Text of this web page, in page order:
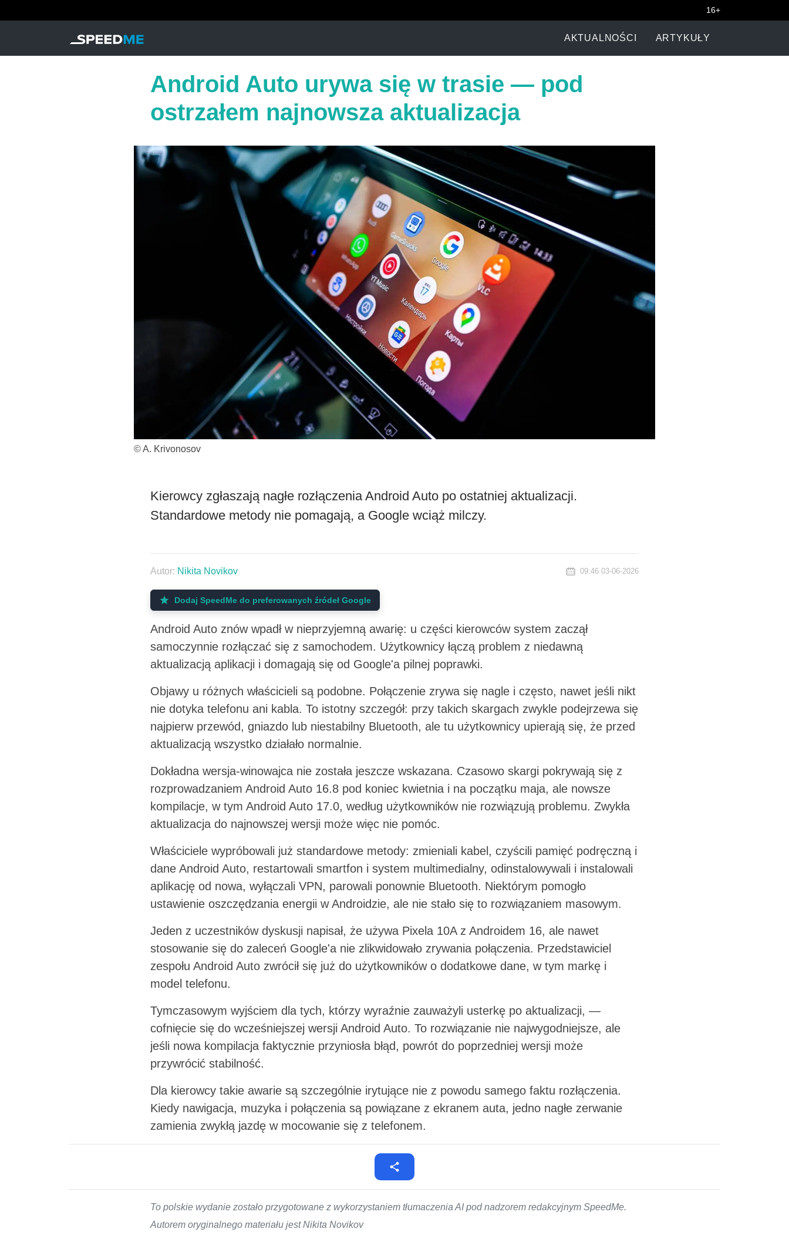
16+
AKTUALNOŚCI ARTYKUŁY
Android Auto urywa się w trasie — pod
ostrzałem najnowsza aktualizacja
© A. Krivonosov
Kierowcy zgłaszają nagłe rozłączenia Android Auto po ostatniej aktualizacji.
Standardowe metody nie pomagają, a Google wciąż milczy.
Autor: Nikita Novikov 09:46 03-06-2026
Dodaj SpeedMe do preferowanych źródeł Google
Android Auto znów wpadł w nieprzyjemną awarię: u części kierowców system zaczął
samoczynnie rozłączać się z samochodem. Użytkownicy łączą problem z niedawną
aktualizacją aplikacji i domagają się od Google'a pilnej poprawki.
Objawy u różnych właścicieli są podobne. Połączenie zrywa się nagle i często, nawet jeśli nikt
nie dotyka telefonu ani kabla. To istotny szczegół: przy takich skargach zwykle podejrzewa się
najpierw przewód, gniazdo lub niestabilny Bluetooth, ale tu użytkownicy upierają się, że przed
aktualizacją wszystko działało normalnie.
Dokładna wersja-winowajca nie została jeszcze wskazana. Czasowo skargi pokrywają się z
rozprowadzaniem Android Auto 16.8 pod koniec kwietnia i na początku maja, ale nowsze
kompilacje, w tym Android Auto 17.0, według użytkowników nie rozwiązują problemu. Zwykła
aktualizacja do najnowszej wersji może więc nie pomóc.
Właściciele wypróbowali już standardowe metody: zmieniali kabel, czyścili pamięć podręczną i
dane Android Auto, restartowali smartfon i system multimedialny, odinstalowywali i instalowali
aplikację od nowa, wyłączali VPN, parowali ponownie Bluetooth. Niektórym pomogło
ustawienie oszczędzania energii w Androidzie, ale nie stało się to rozwiązaniem masowym.
Jeden z uczestników dyskusji napisał, że używa Pixela 10A z Androidem 16, ale nawet
stosowanie się do zaleceń Google'a nie zlikwidowało zrywania połączenia. Przedstawiciel
zespołu Android Auto zwrócił się już do użytkowników o dodatkowe dane, w tym markę i
model telefonu.
Tymczasowym wyjściem dla tych, którzy wyraźnie zauważyli usterkę po aktualizacji, —
cofnięcie się do wcześniejszej wersji Android Auto. To rozwiązanie nie najwygodniejsze, ale
jeśli nowa kompilacja faktycznie przyniosła błąd, powrót do poprzedniej wersji może
przywrócić stabilność.
Dla kierowcy takie awarie są szczególnie irytujące nie z powodu samego faktu rozłączenia.
Kiedy nawigacja, muzyka i połączenia są powiązane z ekranem auta, jedno nagłe zerwanie
zamienia zwykłą jazdę w mocowanie się z telefonem.
To polskie wydanie zostało przygotowane z wykorzystaniem tłumaczenia AI pod nadzorem redakcyjnym SpeedMe.
Autorem oryginalnego materiału jest Nikita Novikov